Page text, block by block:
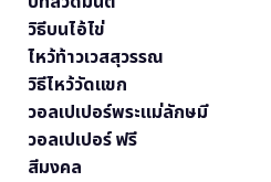
วิธีบนไอ้ไข่
ไหว้ท้าวเวสสุวรรณ
วิธีไหว้วัดแขก
วอลเปเปอร์พระแม่ลักษมี
วอลเปเปอร์ ฟรี
สีมงคล